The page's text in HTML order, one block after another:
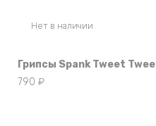
Нет в наличии
Грипсы Spank Tweet
790 ₽